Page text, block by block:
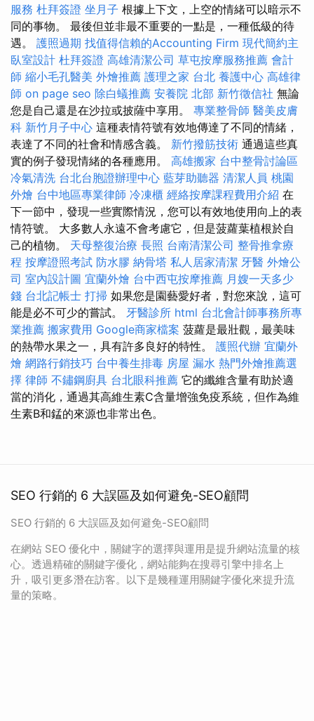
服務 杜拜簽證 坐月子 根據上下文，上空的情緒可以暗示不
同的事物。 最後但並非最不重要的一點是，一種低級的待
遇。 護照過期 找值得信賴的Accounting Firm 現代簡約主
臥室設計 杜拜簽證 高雄清潔公司 草屯按摩服務推薦 會計
師 縮小毛孔醫美 外燴推薦 護理之家 台北 養護中心 高雄律
師 on page seo 除白蟻推薦 安養院 北部 新竹徵信社 無論
您是自己還是在沙拉或披薩中享用。 專業整骨師 醫美皮膚
科 新竹月子中心 這種表情符號有效地傳達了不同的情緒，
表達了不同的社會和情感含義。 新竹撥筋技術 通過這些真
實的例子發現情緒的各種應用。 高雄搬家 台中整骨討論區
冷氣清洗 台北台胞證辦理中心 藍芽助聽器 清潔人員 桃園
外燴 台中地區專業律師 冷凍櫃 經絡按摩課程費用介紹 在
下一節中，發現一些實際情況，您可以有效地使用向上的表
情符號。 大多數人永遠不會考慮它，但是菠蘿葉植根於自
己的植物。 天母整復治療 長照 台南清潔公司 整骨推拿療
程 按摩證照考試 防水膠 納骨塔 私人居家清潔 牙醫 外燴公
司 室內設計圖 宜蘭外燴 台中西屯按摩推薦 月嫂一天多少
錢 台北記帳士 打掃 如果您是園藝愛好者，對您來說，這可
能是必不可少的嘗試。 牙醫診所 html 台北會計師事務所專
業推薦 搬家費用 Google商家檔案 菠蘿是最壯觀，最美味
的熱帶水果之一，具有許多良好的特性。 護照代辦 宜蘭外
燴 網路行銷技巧 台中養生排毒 房屋 漏水 熱門外燴推薦選
擇 律師 不鏽鋼廚具 台北眼科推薦 它的纖維含量有助於適
當的消化，通過其高維生素C含量增強免疫系統，但作為維
生素B和錳的來源也非常出色。
SEO 行銷的 6 大誤區及如何避免-SEO顧問
SEO 行銷的 6 大誤區及如何避免-SEO顧問
在網站 SEO 優化中，關鍵字的選擇與運用是提升網站流量的核
心。透過精確的關鍵字優化，網站能夠在搜尋引擎中排名上
升，吸引更多潛在訪客。以下是幾種運用關鍵字優化來提升流
量的策略。